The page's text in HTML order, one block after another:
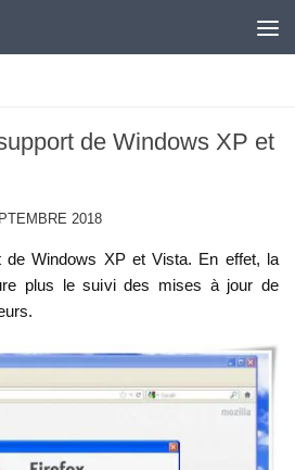
de Windows XP et
2018
de Windows XP et Vista. En effet, la
plus le suivi des mises à jour de